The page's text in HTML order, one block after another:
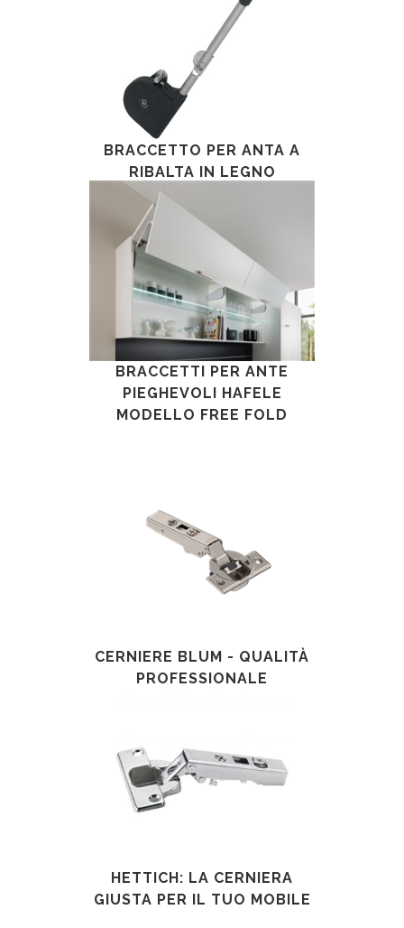
BRACCETTO PER ANTA A
RIBALTA IN LEGNO
APERTURA VERSO L' ALTO
BRACCETTI PER ANTE
PIEGHEVOLI HAFELE
MODELLO FREE FOLD
CERNIERE BLUM - QUALITÀ
PROFESSIONALE
HETTICH: LA CERNIERA
GIUSTA PER IL TUO MOBILE